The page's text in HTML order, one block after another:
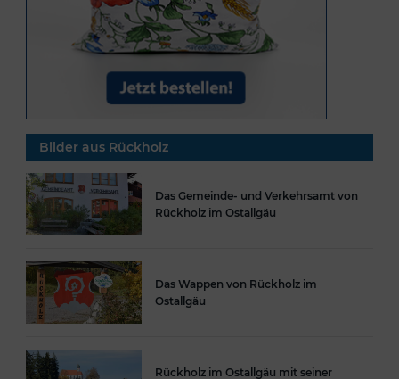
Bilder aus Rückholz
Das Gemeinde- und Verkehrsamt von
Rückholz im Ostallgäu
Das Wappen von Rückholz im
Ostallgäu
Rückholz im Ostallgäu mit seiner